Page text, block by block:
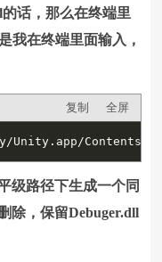
话，那么在终端里
我在终端里面输入，
复制 全屏
Contents/
级路径下生成一个同
除，保留Debuger.dll